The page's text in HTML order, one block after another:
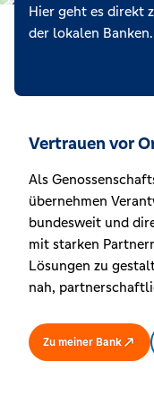
Hier geht es direkt
der lokalen Banken.
Vertrauen vor
Als
übernehmen
bundesweit und
mit starken
Lösungen zu
nah,
Zu meiner Bank